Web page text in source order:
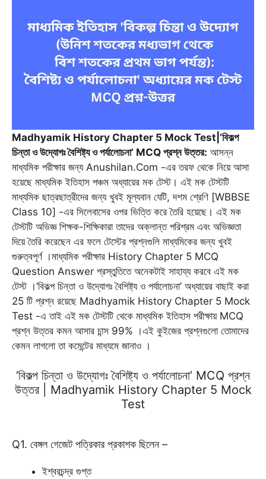
e
k
i
t
s
p
e
g
a
m
t
r
s
g
r
t
e
s
t
Madhyamik History Chapter 5 Mock Test|’বিকল্প
চিন্তা ও উদ্যোগঃ বৈশিষ্ট্য ও পর্যালোচনা’ MCQ প্রশ্ন উত্তর: আসন্ন
মাধ্যমিক পরীক্ষার জন্য Anushilan.Com -এর তরফ থেকে নিয়ে আসা
হয়েছে মাধ্যমিক ইতিহাস পঞ্চম অধ্যায়ের মক টেস্ট। এই মক টেস্টটি
মাধ্যমিক ছাত্রছাত্রীদের জন্য খুবই মূল্যবান যেটি, দশম শ্রেণি [WBBSE
Class 10] -এর সিলেবাসের ওপর ভিত্তি করে তৈরি হয়েছে। এই মক
টেস্টটি অভিজ্ঞ শিক্ষক-শিক্ষিকারা তাদের অক্লান্ত পরিশ্রম এবং অভিজ্ঞতা
দিয়ে তৈরি করেছেন এর ফলে টেস্টের প্রশ্নগুলি মাধ্যমিকের জন্য খুবই
গুরুত্বপূর্ণ ।মাধ্যমিক পরীক্ষার History Chapter 5 MCQ
Question Answer প্রস্তুতিতে অনেকটাই সাহায্য করবে এই মক
টেস্ট ।’বিকল্প চিন্তা ও উদ্যোগঃ বৈশিষ্ট্য ও পর্যালোচনা’ অধ্যায়ের বাছাই করা
25 টি প্রশ্ন রয়েছে Madhyamik History Chapter 5 Mock
Test -এ তাই এই মক টেস্টটি থেকে মাধ্যমিক ইতিহাস পরীক্ষায় MCQ
প্রশ্ন উত্তর কমন আসার চান্স 99% ।এই কুইজের প্রশ্নগুলো তোমাদের
কেমন লাগলো তা কমেন্টের মাধ্যমে জানাও ।
‘বিকল্প চিন্তা ও উদ্যোগঃ বৈশিষ্ট্য ও পর্যালোচনা’ MCQ প্রশ্ন
উত্তর | Madhyamik History Chapter 5 Mock
Test
Q1. বেঙ্গল গেজেট পত্রিকার প্রকাশক ছিলেন –
ইশ্বরচন্দ্র গুপ্ত